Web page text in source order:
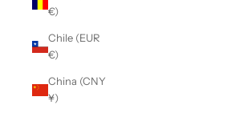
€)
Chile (EUR
€)
China (CNY
¥)